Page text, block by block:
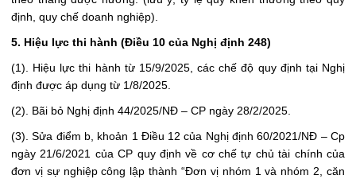
định, quy chế doanh nghiệp).
5. Hiệu lực thi hành (Điều 10 của Nghị định 248)
(1). Hiệu lực thi hành từ 15/9/2025, các chế độ quy định tại Nghị
định được áp dụng từ 1/8/2025.
(2). Bãi bỏ Nghị định 44/2025/NĐ – CP ngày 28/2/2025.
(3). Sửa điểm b, khoản 1 Điều 12 của Nghị định 60/2021/NĐ – Cp
ngày 21/6/2021 của CP quy định về cơ chế tự chủ tài chính của
đơn vị sự nghiệp công lập thành “Đơn vị nhóm 1 và nhóm 2, căn